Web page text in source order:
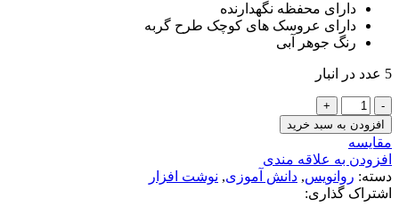
دارای محفظه نگهدارنده
دارای عروسک های کوچک طرح گربه
رنگ جوهر آبی
5 عدد در انبار
روان
نویس
رومیزی
طرح
گربه
عدد
افزودن به سبد خرید
مقايسه
افزودن به علاقه مندی
دسته: روانویس, دانش آموزی, نوشت افزار
اشتراک گذاری: